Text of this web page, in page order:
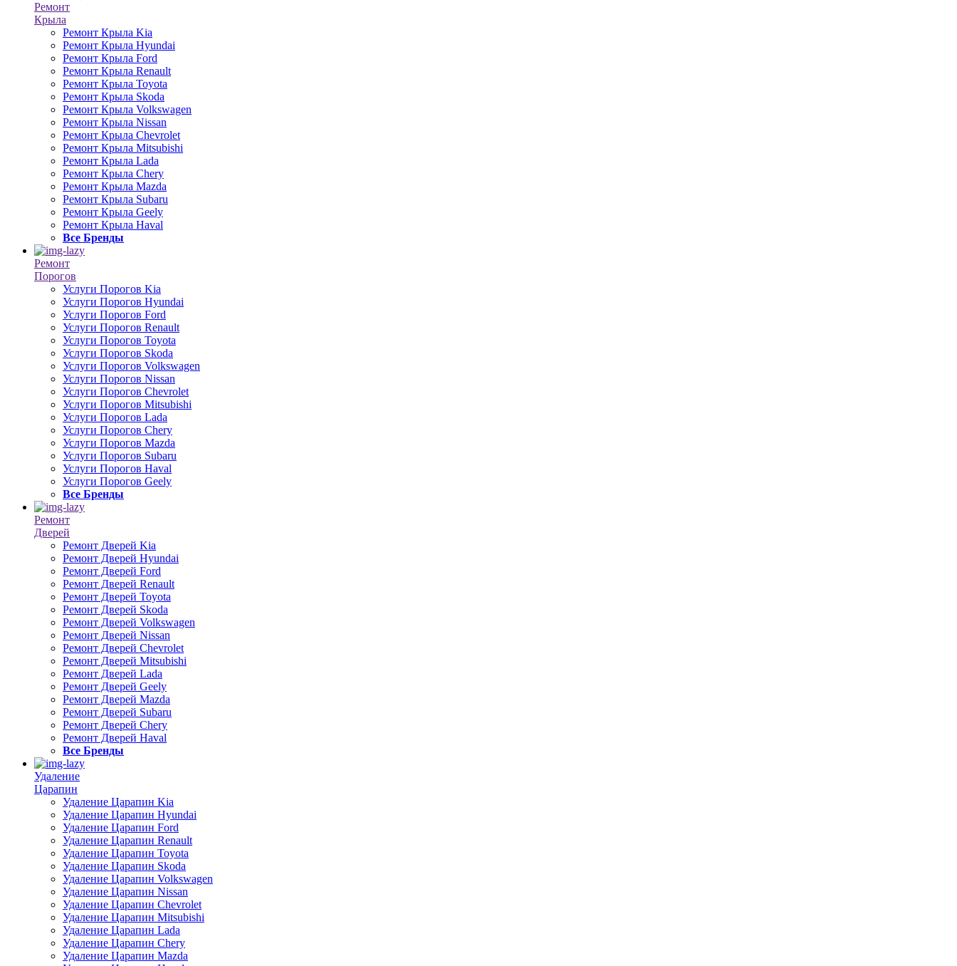
Ремонт
Крыла
Ремонт Крыла Kia
Ремонт Крыла Hyundai
Ремонт Крыла Ford
Ремонт Крыла Renault
Ремонт Крыла Toyota
Ремонт Крыла Skoda
Ремонт Крыла Volkswagen
Ремонт Крыла Nissan
Ремонт Крыла Chevrolet
Ремонт Крыла Mitsubishi
Ремонт Крыла Lada
Ремонт Крыла Chery
Ремонт Крыла Mazda
Ремонт Крыла Subaru
Ремонт Крыла Geely
Ремонт Крыла Haval
Все Бренды
Ремонт
Порогов
Услуги Порогов Kia
Услуги Порогов Hyundai
Услуги Порогов Ford
Услуги Порогов Renault
Услуги Порогов Toyota
Услуги Порогов Skoda
Услуги Порогов Volkswagen
Услуги Порогов Nissan
Услуги Порогов Chevrolet
Услуги Порогов Mitsubishi
Услуги Порогов Lada
Услуги Порогов Chery
Услуги Порогов Mazda
Услуги Порогов Subaru
Услуги Порогов Haval
Услуги Порогов Geely
Все Бренды
Ремонт
Дверей
Ремонт Дверей Kia
Ремонт Дверей Hyundai
Ремонт Дверей Ford
Ремонт Дверей Renault
Ремонт Дверей Toyota
Ремонт Дверей Skoda
Ремонт Дверей Volkswagen
Ремонт Дверей Nissan
Ремонт Дверей Chevrolet
Ремонт Дверей Mitsubishi
Ремонт Дверей Lada
Ремонт Дверей Geely
Ремонт Дверей Mazda
Ремонт Дверей Subaru
Ремонт Дверей Chery
Ремонт Дверей Haval
Все Бренды
Удаление
Царапин
Удаление Царапин Kia
Удаление Царапин Hyundai
Удаление Царапин Ford
Удаление Царапин Renault
Удаление Царапин Toyota
Удаление Царапин Skoda
Удаление Царапин Volkswagen
Удаление Царапин Nissan
Удаление Царапин Chevrolet
Удаление Царапин Mitsubishi
Удаление Царапин Lada
Удаление Царапин Chery
Удаление Царапин Mazda